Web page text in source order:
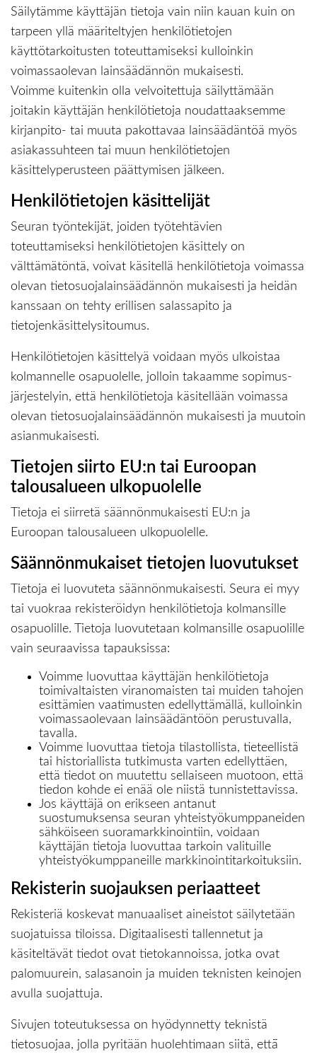
Säilytämme käyttäjän tietoja vain niin kauan kuin on
tarpeen yllä määriteltyjen henkilötietojen
käyttötarkoitusten toteuttamiseksi kulloinkin
voimassaolevan lainsäädännön mukaisesti.
Voimme kuitenkin olla velvoitettuja säilyttämään
joitakin käyttäjän henkilötietoja noudattaaksemme
kirjanpito- tai muuta pakottavaa lainsäädäntöä myös
asiakassuhteen tai muun henkilötietojen
käsittelyperusteen päättymisen jälkeen.
Henkilötietojen käsittelijät
Seuran työntekijät, joiden työtehtävien
toteuttamiseksi henkilötietojen käsittely on
välttämätöntä, voivat käsitellä henkilötietoja voimassa
olevan tietosuojalainsäädännön mukaisesti ja heidän
kanssaan on tehty erillisen salassapito ja
tietojenkäsittelysitoumus.
Henkilötietojen käsittelyä voidaan myös ulkoistaa
kolmannelle osapuolelle, jolloin takaamme sopimus-
järjestelyin, että henkilötietoja käsitellään voimassa
olevan tietosuojalainsäädännön mukaisesti ja muutoin
asianmukaisesti.
Tietojen siirto EU:n tai Euroopan
talousalueen ulkopuolelle
Tietoja ei siirretä säännönmukaisesti EU:n ja
Euroopan talousalueen ulkopuolelle.
Säännönmukaiset tietojen luovutukset
Tietoja ei luovuteta säännönmukaisesti. Seura ei myy
tai vuokraa rekisteröidyn henkilötietoja kolmansille
osapuolille. Tietoja luovutetaan kolmansille osapuolille
vain seuraavissa tapauksissa:
Voimme luovuttaa käyttäjän henkilötietoja
toimivaltaisten viranomaisten tai muiden tahojen
esittämien vaatimusten edellyttämällä, kulloinkin
voimassaolevaan lainsäädäntöön perustuvalla,
tavalla.
Voimme luovuttaa tietoja tilastollista, tieteellistä
tai historiallista tutkimusta varten edellyttäen,
että tiedot on muutettu sellaiseen muotoon, että
tiedon kohde ei enää ole niistä tunnistettavissa.
Jos käyttäjä on erikseen antanut
suostumuksensa seuran yhteistyökumppaneiden
sähköiseen suoramarkkinointiin, voidaan
käyttäjän tietoja luovuttaa tarkoin valituille
yhteistyökumppaneille markkinointitarkoituksiin.
Rekisterin suojauksen periaatteet
Rekisteriä koskevat manuaaliset aineistot säilytetään
suojatuissa tiloissa. Digitaalisesti tallennetut ja
käsiteltävät tiedot ovat tietokannoissa, jotka ovat
palomuurein, salasanoin ja muiden teknisten keinojen
avulla suojattuja.
Sivujen toteutuksessa on hyödynnetty teknistä
tietosuojaa, jolla pyritään huolehtimaan siitä, että̈